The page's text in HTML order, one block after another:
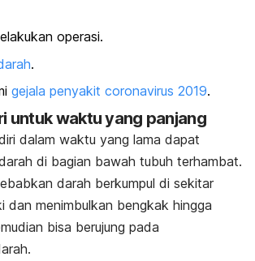
operasi.
.
gejala penyakit coronavirus 2019.
untuk waktu yang panjang
dalam waktu yang lama dapat
di bagian bawah tubuh terhambat.
darah berkumpul di sekitar
dan menimbulkan bengkak hingga
bisa berujung pada